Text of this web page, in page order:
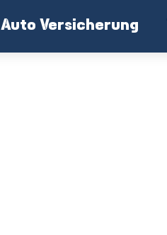
Auto Versicherung